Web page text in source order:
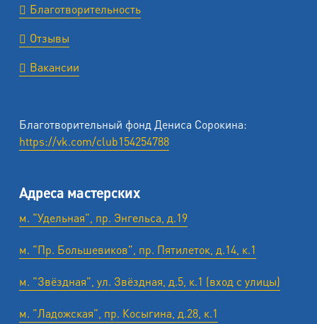
Благотворительность
Отзывы
Вакансии
Благотворительный фонд Дениса Сорокина:
https://vk.com/club154254788
Адреса мастерских
м. "Удельная", пр. Энгельса, д.19
м. "Пр. Большевиков", пр. Пятилеток, д.14, к.1
м. "Звёздная", ул. Звёздная, д.5, к.1 (вход с улицы)
м. "Ладожская", пр. Косыгина, д.28, к.1